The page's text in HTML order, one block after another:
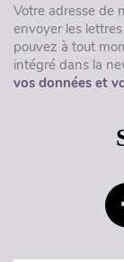
Votre adresse de
envoyer les
pouvez à tout
intégré dans la
vos données et